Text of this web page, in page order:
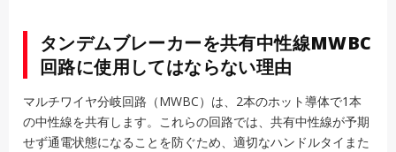
タンデムブレーカーを共有中性線MWBC
回路に使用してはならない理由
マルチワイヤ分岐回路（MWBC）は、2本のホット導体で1本
の中性線を共有します。これらの回路では、共有中性線が予期
せず通電状態になることを防ぐため、適切なハンドルタイまた